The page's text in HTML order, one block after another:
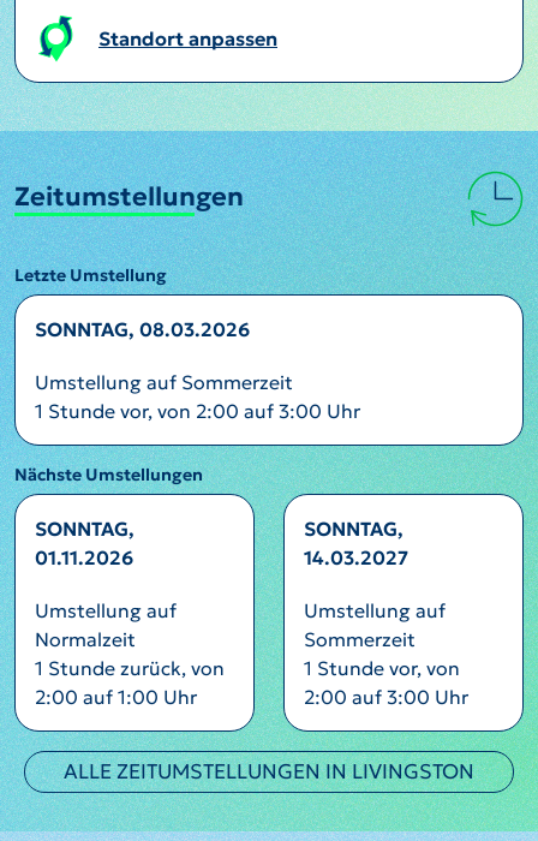
Standort anpassen
Zeitumstellungen
Letzte Umstellung
SONNTAG, 08.03.2026
Umstellung auf Sommerzeit
1 Stunde vor, von 2:00 auf 3:00 Uhr
Nächste Umstellungen
SONNTAG,
01.11.2026
Umstellung auf
Normalzeit
1 Stunde zurück, von
2:00 auf 1:00 Uhr
SONNTAG,
14.03.2027
Umstellung auf
Sommerzeit
1 Stunde vor, von
2:00 auf 3:00 Uhr
ALLE ZEITUMSTELLUNGEN IN LIVINGSTON